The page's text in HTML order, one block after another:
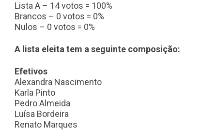
Lista A – 14 votos = 100%
Brancos – 0 votos = 0%
Nulos – 0 votos = 0%
A lista eleita tem a seguinte composição:
Efetivos
Alexandra Nascimento
Karla Pinto
Pedro Almeida
Luísa Bordeira
Renato Marques